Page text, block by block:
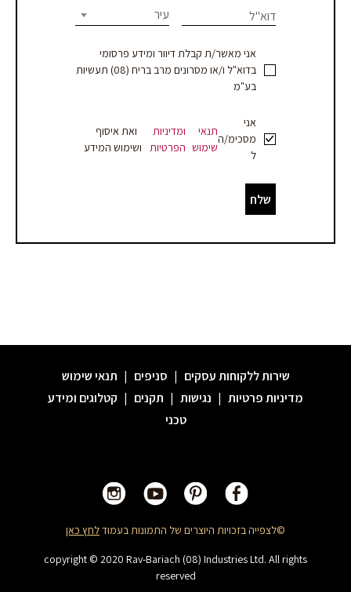
עמוד
מוצר
-
דוא"ל עיר
אני מאשר/ת קבלת דיוור ומידע פרסומי
בדוא"ל ו/או מסרונים מרב בריח (08) תעשיות
בע"מ
אני
מסכימ/ה
ל
תנאי
שימוש
ומדיניות
הפרטיות
ואת איסוף
ושימוש המידע
שלח
this
field
blank.
שירות ללקוחות עסקים | סניפים | תנאי שימוש
מדיניות פרטיות | נגישות | תקנים | קטלוגים ומידע
טכני
©לצפייה בזכויות היוצרים של התמונות בעמודלחץ כאן
copyright © 2020 Rav-Bariach (08) Industries Ltd. All rights
reserved